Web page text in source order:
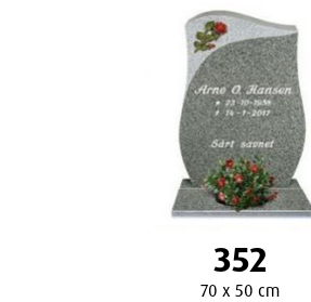
352
70 x 50 cm